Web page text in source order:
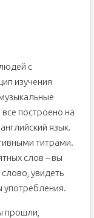
с
изучения
построено на
язык.
титрами.
слов – вы
увидеть
употребления.
прошли,